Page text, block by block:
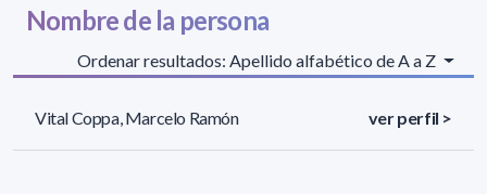
Nombre de la persona
Ordenar resultados: Apellido alfabético de A a Z
Vital Coppa, Marcelo Ramón ver perfil >